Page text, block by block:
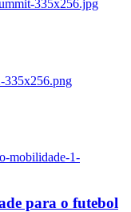
335x256.jpg
335x256.png
mobilidade-1-
para o futebol